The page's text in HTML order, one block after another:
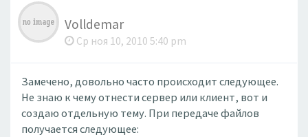
Volldemar
Ср ноя 10, 2010 5:40 pm
Замечено, довольно часто происходит следующее.
Не знаю к чему отнести сервер или клиент, вот и
создаю отдельную тему. При передаче файлов
получается следующее: